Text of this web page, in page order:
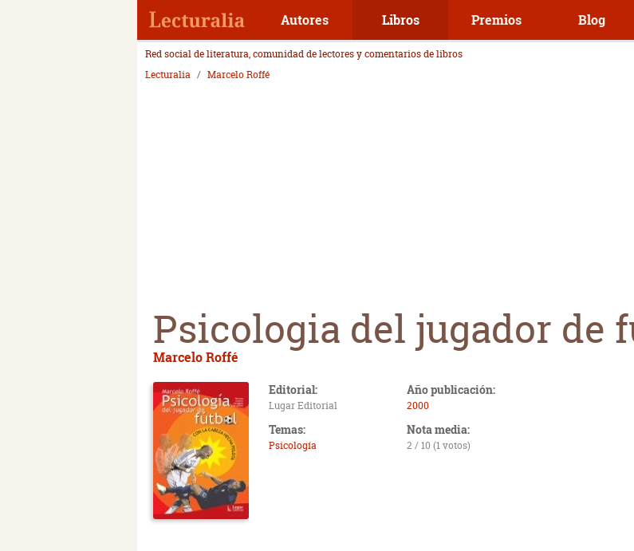
Autores Libros Premios Blog
Red social de literatura, comunidad de lectores y comentarios de libros
Lecturalia
Marcelo Roffé
Psicologia del jugador de
Marcelo Roffé
Editorial:
Lugar Editorial
Año publicación:
2000
Temas:
Psicología
Nota media:
2 / 10 (1 votos)